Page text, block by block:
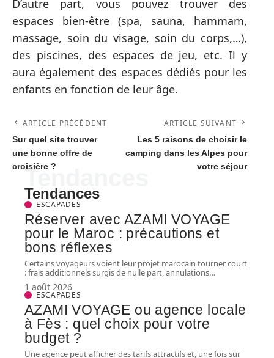
D’autre part, vous pouvez trouver des
espaces bien-être (spa, sauna, hammam,
massage, soin du visage, soin du corps,…),
des piscines, des espaces de jeu, etc. Il y
aura également des espaces dédiés pour les
enfants en fonction de leur âge.
ARTICLE PRÉCÉDENT
Sur quel site trouver
une bonne offre de
croisière ?
ARTICLE SUIVANT
Les 5 raisons de choisir le
camping dans les Alpes pour
votre séjour
Tendances
Tendances
ESCAPADES
Réserver avec AZAMI VOYAGE
pour le Maroc : précautions et
bons réflexes
Certains voyageurs voient leur projet marocain tourner court
: frais additionnels surgis de nulle part, annulations…
1 août 2026
ESCAPADES
AZAMI VOYAGE ou agence locale
à Fès : quel choix pour votre
budget ?
Une agence peut afficher des tarifs attractifs et, une fois sur